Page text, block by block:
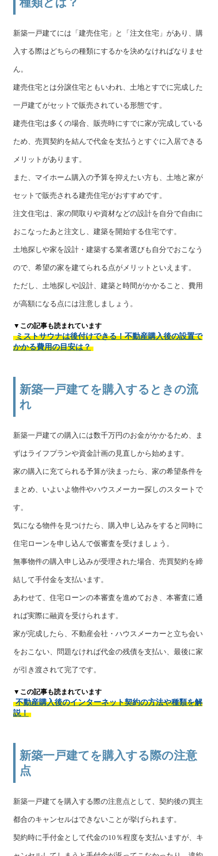
新築一戸建てには「建売住宅」と「注文住宅」があり、購
入する際はどちらの種類にするかを決めなければなりませ
ん。
建売住宅とは分譲住宅ともいわれ、土地とすでに完成した
一戸建てがセットで販売されている形態です。
建売住宅は多くの場合、販売時にすでに家が完成している
ため、売買契約を結んで代金を支払うとすぐに入居できる
メリットがあります。
また、マイホーム購入の予算を抑えたい方も、土地と家が
セットで販売される建売住宅がおすすめです。
注文住宅は、家の間取りや資材などの設計を自分で自由に
おこなったあと注文し、建築を開始する住宅です。
土地探しや家を設計・建築する業者選びも自分でおこなう
ので、希望の家を建てられる点がメリットといえます。
ただし、土地探しや設計、建築と時間がかかること、費用
が高額になる点には注意しましょう。
▼この記事も読まれています
ミストサウナは後付けできる！不動産購入後の設置で
かかる費用の目安は？
新築一戸建てを購入するときの流
れ
新築一戸建ての購入には数千万円のお金がかかるため、ま
ずはライフプランや資金計画の見直しから始めます。
家の購入に充てられる予算が決まったら、家の希望条件を
まとめ、いよいよ物件やハウスメーカー探しのスタートで
す。
気になる物件を見つけたら、購入申し込みをすると同時に
住宅ローンを申し込んで仮審査を受けましょう。
無事物件の購入申し込みが受理された場合、売買契約を締
結して手付金を支払います。
あわせて、住宅ローンの本審査を進めておき、本審査に通
れば実際に融資を受けられます。
家が完成したら、不動産会社・ハウスメーカーと立ち会い
をおこない、問題なければ代金の残債を支払い、最後に家
が引き渡されて完了です。
▼この記事も読まれています
不動産購入後のインターネット契約の方法や種類を解
説！
新築一戸建てを購入する際の注意
点
新築一戸建てを購入する際の注意点として、契約後の買主
都合のキャンセルはできないことが挙げられます。
契約時に手付金として代金の10％程度を支払いますが、キ